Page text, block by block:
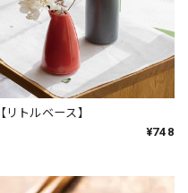
【リトルベース】
¥748